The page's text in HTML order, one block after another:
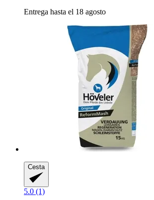
Entrega hasta el 18 agosto
Cesta
5.0 (1)